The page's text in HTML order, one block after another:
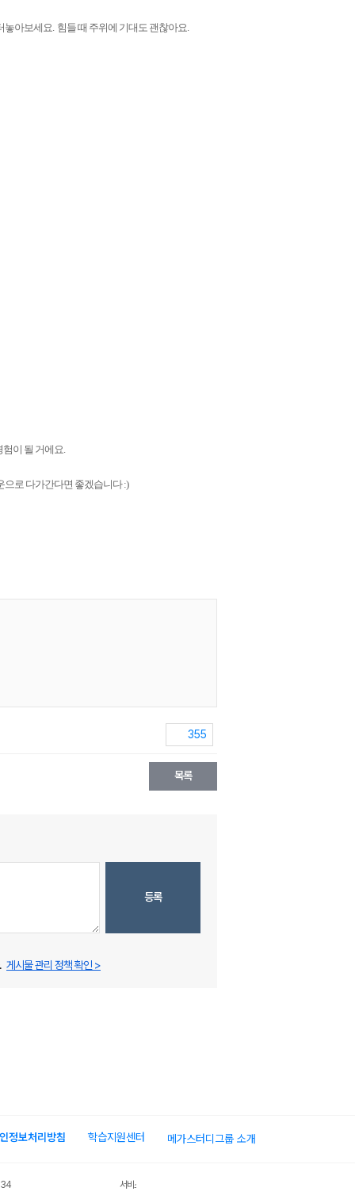
놓아보세요. 힘들 때 주위에 기대도 괜찮아요.
이 될 거에요.
으로 다가간다면 좋겠습니다 :)
355
목록
등록
게시물 관리 정책 확인 >
정보처리방침 학습지원센터 메가스터디그룹 소개
서비스 가입사실 확인